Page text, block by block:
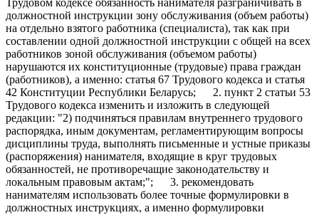
должностной инструкции зону обслуживания (объем работы)
на отдельно взятого работника (специалиста), так как при
составлении одной должностной инструкции с общей на всех
работников зоной обслуживания (объемом работы)
нарушаются их конституционные (трудовые) права граждан
(работников), а именно: статья 67 Трудового кодекса и статья
42 Конституции Республики Беларусь; 2. пункт 2 статьи 53
Трудового кодекса изменить и изложить в следующей
редакции: "2) подчиняться правилам внутреннего трудового
распорядка, иным документам, регламентирующим вопросы
дисциплины труда, выполнять письменные и устные приказы
(распоряжения) нанимателя, входящие в круг трудовых
обязанностей, не противоречащие законодательству и
локальным правовым актам;"; 3. рекомендовать
нанимателям использовать более точные формулировки в
должностных инструкциях, а именно формулировки